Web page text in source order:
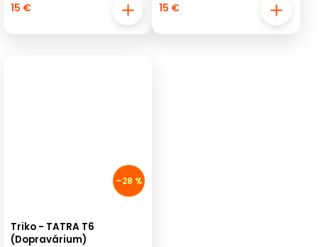
15 € 15 €
–28 %
Triko - TATRA T6
(Dopravárium)